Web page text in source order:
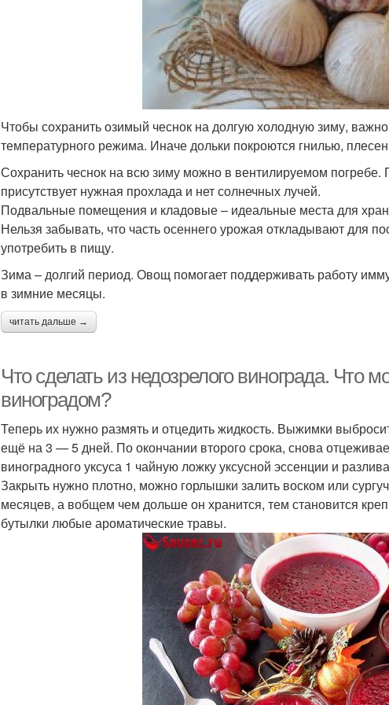
Чтобы сохранить озимый чеснок на долгую холодную зиму,
температурного режима. Иначе дольки покроются гнилью,
Сохранить чеснок на всю зиму можно в вентилируемом
присутствует нужная прохлада и нет солнечных лучей.
Подвальные помещения и кладовые – идеальные места для
Нельзя забывать, что часть осеннего урожая откладывают для
употребить в пищу.
Зима – долгий период. Овощ помогает поддерживать работу
в зимние месяцы.
читать дальше →
Что сделать из недозрелого винограда. Что
виноградом?
Теперь их нужно размять и отцедить жидкость. Выжимки
ещё на 3 — 5 дней. По окончании второго срока, снова
виноградного уксуса 1 чайную ложку уксусной эссенции и
Закрыть нужно плотно, можно горлышки залить воском или
месяцев, а вобщем чем дольше он хранится, тем становится
бутылки любые ароматические травы.